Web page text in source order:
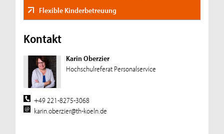
Flexible Kinderbetreuung
Kontakt
Karin Oberzier
Hochschulreferat Personalservice
+49 221-8275-3068
karin.oberzier@th-koeln.de